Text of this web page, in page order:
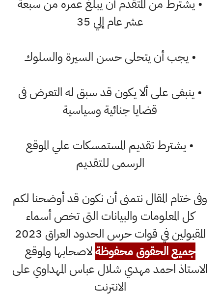
• يشترط من المتقدم أن يبلغ عمره من سبعة
عشر عام إلي 35
• يجب أن يتحلى حسن السيرة والسلوك
• ينبغى على ألا يكون قد سبق له التعرض فى
قضايا جنائية وسياسية
• يشترط تقديم المستمسكات علي الموقع
الرسمى للتقديم
وفى ختام المقال نتمنى أن نكون قد أوضحنا لكم
كل المعلومات والبيانات التى تخص أسماء
المقبولين في قوات حرس الحدود العراق 2023
جميع الحقوق محفوظةلاصحابها ولموقع
الاستاذ احمد مهدي شلال عباس المهداوي على
الانترنت